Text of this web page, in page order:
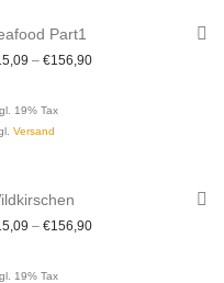
Part1
– €156,90
19% Tax
Versand
– €156,90
19% Tax